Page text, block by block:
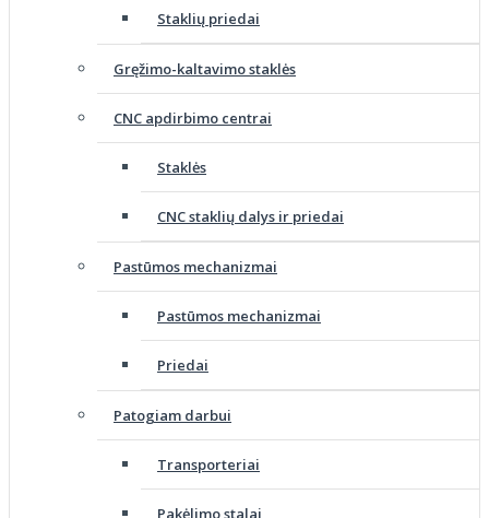
Staklių priedai
Gręžimo-kaltavimo staklės
CNC apdirbimo centrai
Staklės
CNC staklių dalys ir priedai
Pastūmos mechanizmai
Pastūmos mechanizmai
Priedai
Patogiam darbui
Transporteriai
Pakėlimo stalai